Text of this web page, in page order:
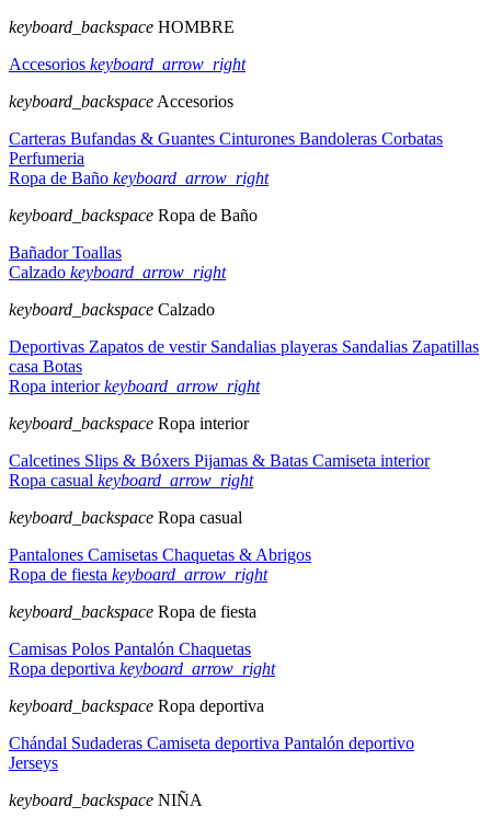
keyboard_backspace HOMBRE
Accesorios keyboard_arrow_right
keyboard_backspace Accesorios
Carteras Bufandas & Guantes Cinturones Bandoleras Corbatas
Perfumeria
Ropa de Baño keyboard_arrow_right
keyboard_backspace Ropa de Baño
BañadorToallas
Calzado keyboard_arrow_right
keyboard_backspace Calzado
Deportivas Zapatos de vestir Sandalias playeras Sandalias Zapatillas
casa Botas
Ropa interiorkeyboard_arrow_right
keyboard_backspace Ropa interior
Calcetines Slips & Bóxers Pijamas & Batas Camiseta interior
Ropa casual keyboard_arrow_right
keyboard_backspace Ropa casual
Pantalones Camisetas Chaquetas & Abrigos
Ropa de fiesta keyboard_arrow_right
keyboard_backspace Ropa de fiesta
Camisas Polos Pantalón Chaquetas
Ropa deportiva keyboard_arrow_right
keyboard_backspace Ropa deportiva
Chándal Sudaderas Camiseta deportiva Pantalón deportivo
Jerseys
keyboard_backspace NIÑA